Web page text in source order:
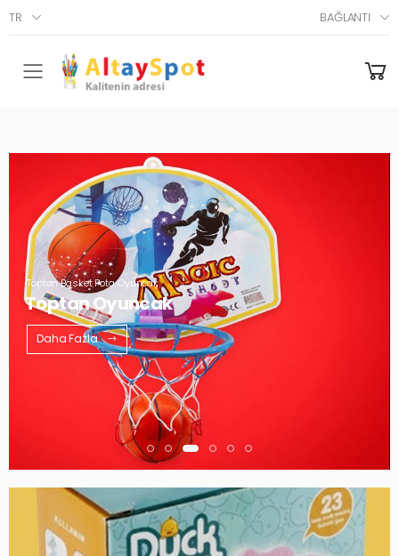
TR BAĞLANTI
Menü
Toptan Basket Pota Oyuncak
Toptan Oyuncak
Daha Fazla